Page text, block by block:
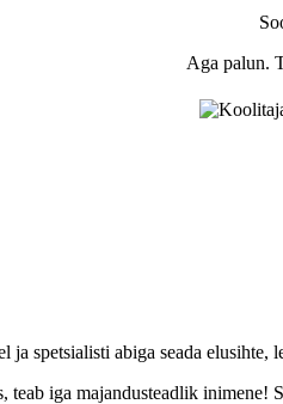
Aga palun.
spetsialisti abiga seada elusihte,
iga majandusteadlik inimene!